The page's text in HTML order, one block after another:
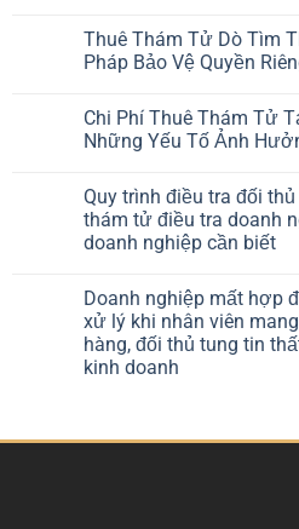
Thuê Thám Tử Dò Tìm
Pháp Bảo Vệ Quyền
Chi Phí Thuê Thám Tử
Những Yếu Tố Ảnh
Quy trình điều tra đối thủ
thám tử điều tra doanh
doanh nghiệp cần biết
Doanh nghiệp mất hợp
xử lý khi nhân viên
hàng, đối thủ tung tin
kinh doanh